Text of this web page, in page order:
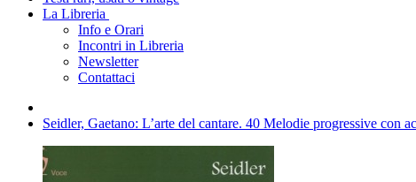
La Libreria
Info e Orari
Incontri in Libreria
Newsletter
Contattaci
Seidler, Gaetano: L’arte del cantare. 40 Melodie progressive con